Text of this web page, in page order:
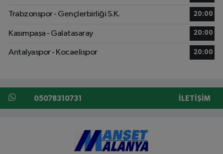
Trabzonspor - Gençlerbirliği S.K. 20:00
Kasımpaşa - Galatasaray 20:00
Antalyaspor - Kocaelispor 20:00
05078310731 İLETIŞIM